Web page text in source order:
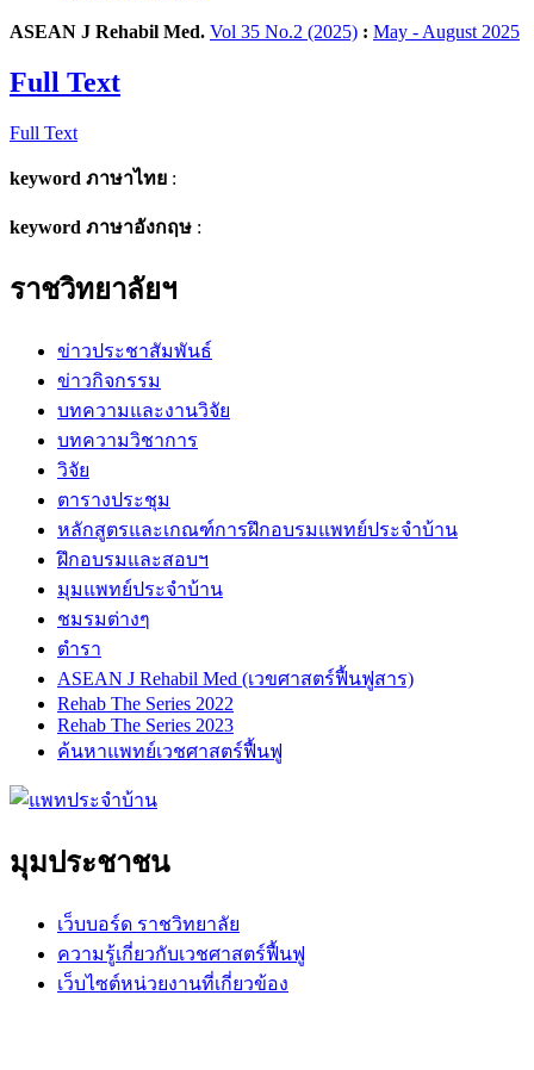
ASEAN J Rehabil Med. Vol 35 No.2 (2025) : May - August 2025
Full Text
Full Text
keyword ภาษาไทย :
keyword ภาษาอังกฤษ :
ราชวิทยาลัยฯ
ข่าวประชาสัมพันธ์
ข่าวกิจกรรม
บทความและงานวิจัย
บทความวิชาการ
วิจัย
ตารางประชุม
หลักสูตรและเกณฑ์การฝึกอบรมแพทย์ประจำบ้าน
ฝึกอบรมและสอบฯ
มุมแพทย์ประจำบ้าน
ชมรมต่างๆ
ตำรา
ASEAN J Rehabil Med (เวขศาสตร์ฟื้นฟูสาร)
Rehab The Series 2022
Rehab The Series 2023
ค้นหาแพทย์เวชศาสตร์ฟื้นฟู
มุมประชาชน
เว็บบอร์ด ราชวิทยาลัย
ความรู้เกี่ยวกับเวชศาสตร์ฟื้นฟู
เว็บไซต์หน่วยงานที่เกี่ยวข้อง